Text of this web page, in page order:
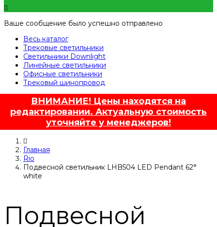
Ваше сообщение было успешно отправлено
Весь каталог
Трековые светильники
Светильники Downlight
Линейные светильники
Офисные светильники
Трековый шинопровод
ВНИМАНИЕ! Цены находятся на
редактировании. Актуальную стоимость
уточняйте у менеджеров!
Главная
Rio
Подвесной светильник LHB504 LED Pendant 62°
white
Подвесной